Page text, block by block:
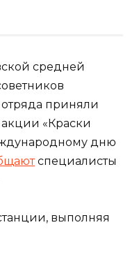
средней
приняли
«Краски
дню
специалисты
выполняя